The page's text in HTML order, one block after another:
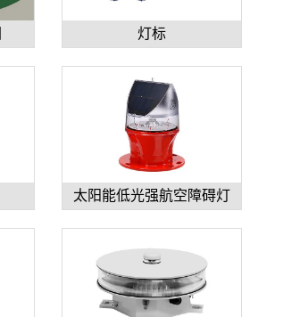
灯标
太阳能低光强航空障碍灯